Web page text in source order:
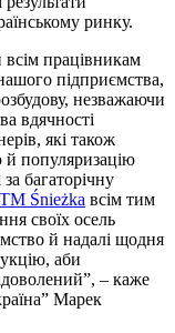
ринку.
працівникам
підприємства,
незважаючи
вдячності
які також
й популяризацію
багаторічну
ТМ Śnieżka всім тим
своїх осель
й надалі щодня
аби
– каже
Марек